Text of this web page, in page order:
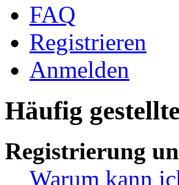
FAQ
Registrieren
Anmelden
Häufig
Registrierung
Warum kann